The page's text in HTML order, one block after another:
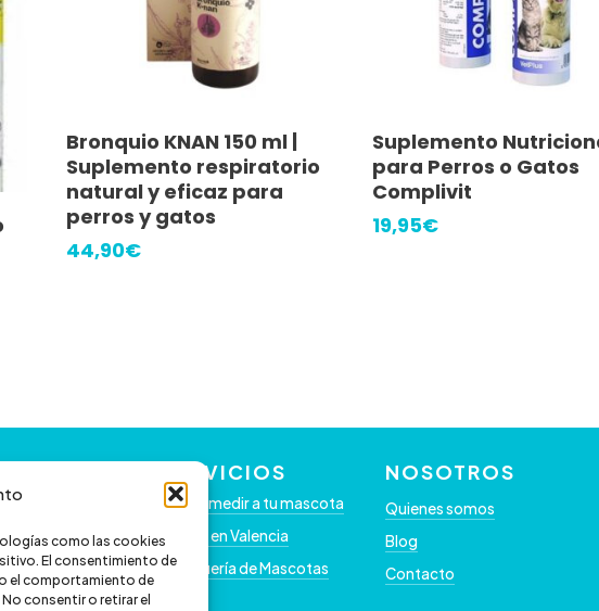
como las cookies
El consentimiento de
el comportamiento de
consentir o retirar el
Leer Más
Bronquio KNAN 150 ml |
Suplemento respiratorio
natural y eficaz para
perros y gatos
44,90€
Añadir Al Carrito
Suplemento
para Perros o Gatos
Complivit
19,95€
con
SERVICIOS
Como medir a tu mascota
Clínica en Valencia
Peluquería de Mascotas
NOSOTROS
Quienes somos
Blog
Contacto